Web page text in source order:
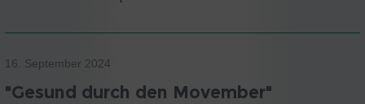
16. September 2024
"Gesund durch den Movember"